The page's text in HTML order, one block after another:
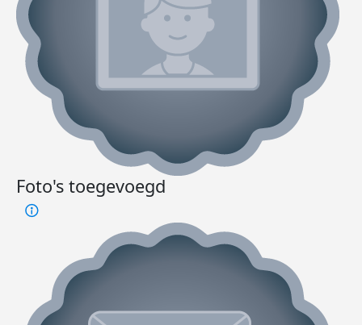
Foto's toegevoegd